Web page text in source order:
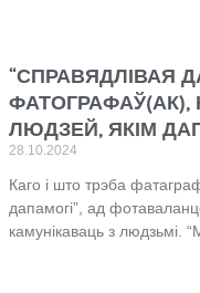
“СПРАВЯДЛІВАЯ
ЛЮДЗЕЙ, ЯКІМ
28.10.2024
Каго і што трэба
дапамогі”, ад
камунікаваць з